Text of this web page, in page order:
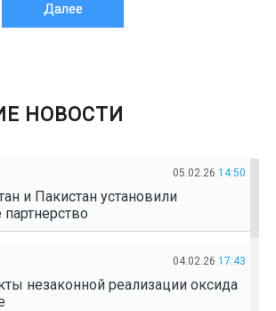
Далее
НОВОСТИ
05.02.26 14:50
и Пакистан установили
партнерство
04.02.26 17:43
незаконной реализации оксида